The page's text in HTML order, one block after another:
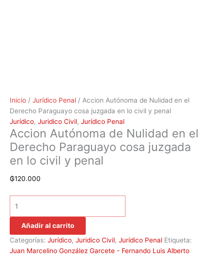
Inicio / Jurídico Penal / Accion Autónoma de Nulidad en el
Derecho Paraguayo cosa juzgada en lo civil y penal
Jurídico, Juridico Civil, Jurídico Penal
Accion Autónoma de Nulidad en el
Derecho Paraguayo cosa juzgada
en lo civil y penal
₲120.000
Añadir al carrito
Categorías: Jurídico, Juridico Civil, Jurídico Penal Etiqueta:
Juan Marcelino González Garcete - Fernando Luis Alberto